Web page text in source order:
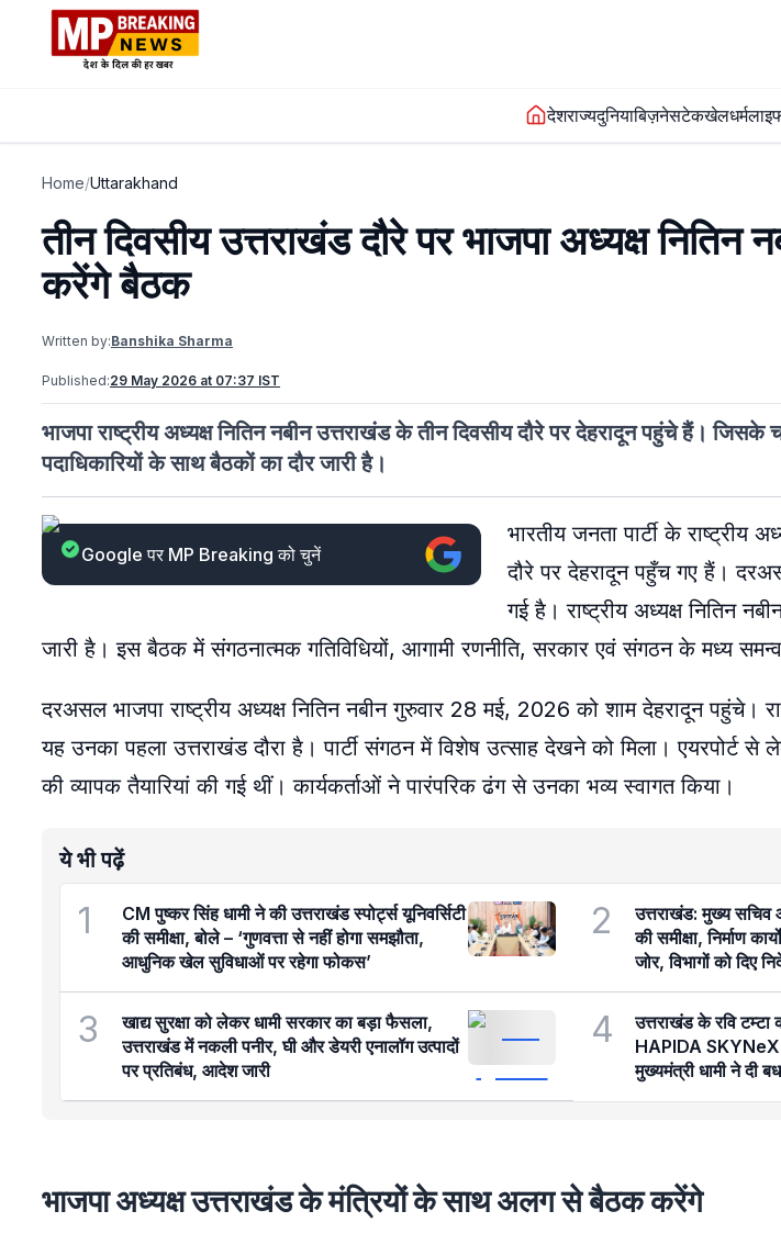
देशराज्यदुनियाबिज़नेसटेकखेलधर्म
Home/Uttarakhand
तीन दिवसीय उत्तराखंड दौरे पर भाजपा अध्यक्ष नितिन
करेंगे बैठक
Written by:Banshika Sharma
Published:29 May 2026 at 07:37 IST
भाजपा राष्ट्रीय अध्यक्ष नितिन नबीन उत्तराखंड के तीन दिवसीय दौरे पर देहरादून पहुंचे हैं।
पदाधिकारियों के साथ बैठकों का दौर जारी है।
Google पर MP Breaking को चुनें
भारतीय जनता पार्टी के राष्ट्रीय
दौरे पर देहरादून पहुँच गए हैं।
गई है। राष्ट्रीय अध्यक्ष नितिन
जारी है। इस बैठक में संगठनात्मक गतिविधियों, आगामी रणनीति, सरकार एवं संगठन के मध्य
दरअसल भाजपा राष्ट्रीय अध्यक्ष नितिन नबीन गुरुवार 28 मई, 2026 को शाम देहरादून पहुंचे।
यह उनका पहला उत्तराखंड दौरा है। पार्टी संगठन में विशेष उत्साह देखने को मिला। एयरपोर्ट
की व्यापक तैयारियां की गई थीं। कार्यकर्ताओं ने पारंपरिक ढंग से उनका भव्य स्वागत किया।
ये भी पढ़ें
1
CM पुष्कर सिंह धामी ने की उत्तराखंड स्पोर्ट्स यूनिवर्सिटी
की समीक्षा, बोले – ‘गुणवत्ता से नहीं होगा समझौता,
आधुनिक खेल सुविधाओं पर रहेगा फोकस’
2
उत्तराखंड: मुख्य सचिव
की समीक्षा, निर्माण
जोर, विभागों को दिए
3
खाद्य सुरक्षा को लेकर धामी सरकार का बड़ा फैसला,
उत्तराखंड में नकली पनीर, घी और डेयरी एनालॉग उत्पादों
पर प्रतिबंध, आदेश जारी
4
उत्तराखंड के रवि
HAPIDA SKYNeX
मुख्यमंत्री धामी ने दी
भाजपा अध्यक्ष उत्तराखंड के मंत्रियों के साथ अलग से बैठक करेंगे